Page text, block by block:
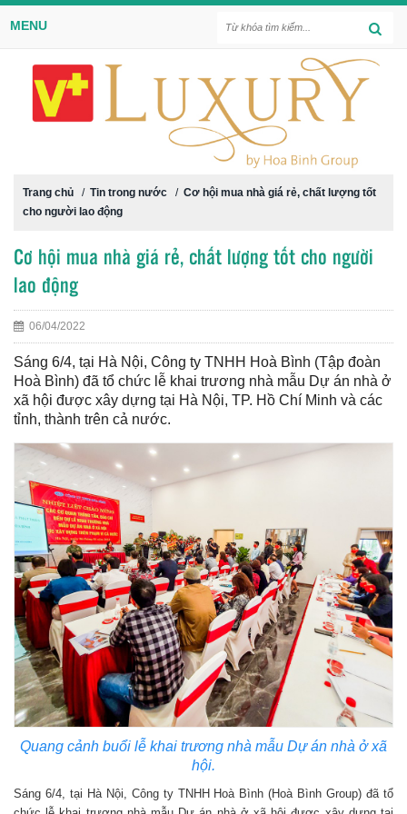
MENU
Trang chủ / Tin trong nước / Cơ hội mua nhà giá rẻ, chất lượng tốt
cho người lao động
Cơ hội mua nhà giá rẻ, chất lượng tốt cho người
lao động
06/04/2022
Sáng 6/4, tại Hà Nội, Công ty TNHH Hoà Bình (Tập đoàn
Hoà Bình) đã tổ chức lễ khai trương nhà mẫu Dự án nhà ở
xã hội được xây dựng tại Hà Nội, TP. Hồ Chí Minh và các
tỉnh, thành trên cả nước.
Quang cảnh buổi lễ khai trương nhà mẫu Dự án nhà ở xã
hội.
Sáng 6/4, tại Hà Nội, Công ty TNHH Hoà Bình (Hoà Bình Group) đã tổ